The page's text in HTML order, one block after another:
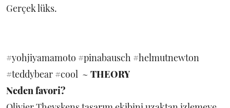
Gerçek lüks.
#yohjiyamamoto #pinabausch #helmutnewton
#teddybear #cool ~ THEORY
Neden favori?